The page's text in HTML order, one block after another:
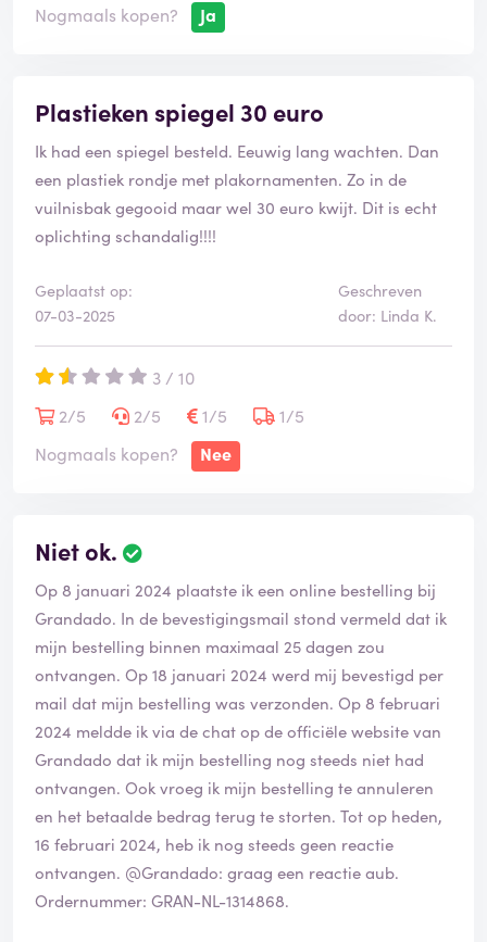
Nogmaals kopen? Ja
Plastieken spiegel 30 euro
Ik had een spiegel besteld. Eeuwig lang wachten. Dan
een plastiek rondje met plakornamenten. Zo in de
vuilnisbak gegooid maar wel 30 euro kwijt. Dit is echt
oplichting schandalig!!!!
Geplaatst op:
07-03-2025
Geschreven
door: Linda K.
3 / 10
2/5
2/5 1/5
1/5
Nogmaals kopen?
Nee
Niet ok.
Op 8 januari 2024 plaatste ik een online bestelling bij
Grandado. In de bevestigingsmail stond vermeld dat ik
mijn bestelling binnen maximaal 25 dagen zou
ontvangen. Op 18 januari 2024 werd mij bevestigd per
mail dat mijn bestelling was verzonden. Op 8 februari
2024 meldde ik via de chat op de officiële website van
Grandado dat ik mijn bestelling nog steeds niet had
ontvangen. Ook vroeg ik mijn bestelling te annuleren
en het betaalde bedrag terug te storten. Tot op heden,
16 februari 2024, heb ik nog steeds geen reactie
ontvangen. @Grandado: graag een reactie aub.
Ordernummer: GRAN-NL-1314868.